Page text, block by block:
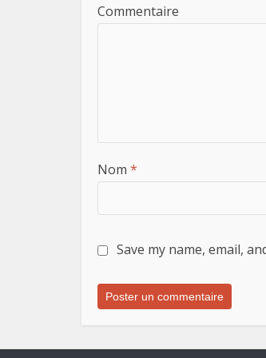
Commentaire
Nom *
Save my name, email,